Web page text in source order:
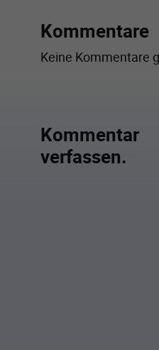
Kommentare
Keine Kommentare
Kommentar
verfassen.